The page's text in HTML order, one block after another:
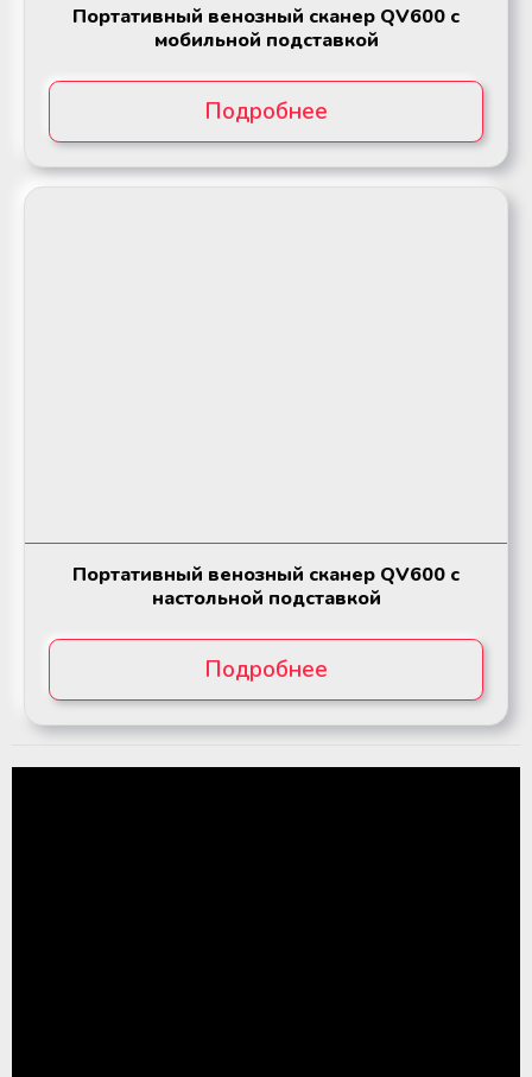
Портативный венозный сканер QV600 с
мобильной подставкой
Подробнее
Портативный венозный сканер QV600 с
настольной подставкой
Подробнее